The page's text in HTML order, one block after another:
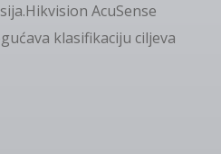
AcuSense
klasifikaciju ciljeva